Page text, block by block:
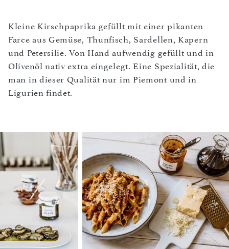
Kleine Kirschpaprika gefüllt mit einer pikanten
Farce aus Gemüse, Thunfisch, Sardellen, Kapern
und Petersilie. Von Hand aufwendig gefüllt und in
Olivenöl nativ extra eingelegt. Eine Spezialität, die
man in dieser Qualität nur im Piemont und in
Ligurien findet.